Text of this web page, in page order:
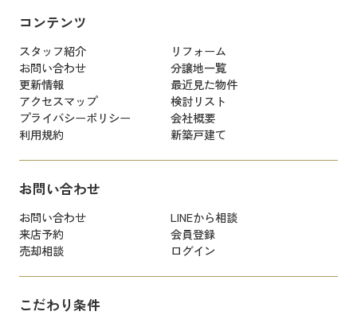
コンテンツ
スタッフ紹介
リフォーム
お問い合わせ
分譲地一覧
更新情報
最近見た物件
アクセスマップ
検討リスト
プライバシーポリシー
会社概要
利用規約
新築戸建て
お問い合わせ
お問い合わせ
LINEから相談
来店予約
会員登録
売却相談
ログイン
こだわり条件